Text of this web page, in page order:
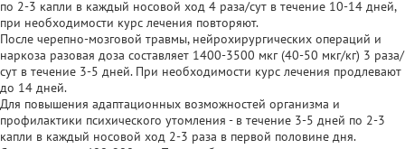
по 2-3 капли в каждый носовой ход 4 раза/сут в течение 10-14 дней,
при необходимости курс лечения повторяют.
После черепно-мозговой травмы, нейрохирургических операций и
наркоза разовая доза составляет 1400-3500 мкг (40-50 мкг/кг) 3 раза/
сут в течение 3-5 дней. При необходимости курс лечения продлевают
до 14 дней.
Для повышения адаптационных возможностей организма и
профилактики психического утомления - в течение 3-5 дней по 2-3
капли в каждый носовой ход 2-3 раза в первой половине дня.